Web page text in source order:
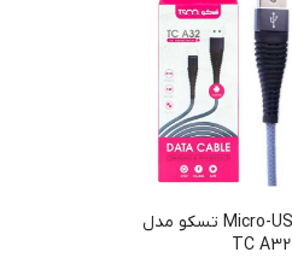
کابل شارژر Micro-USB تسکو مدل
TC A32